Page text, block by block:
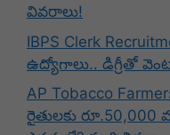
వివరాలు!
IBPS Clerk
ఉద్యోగాలు.. డిగ్రీతో
AP Tobacco
రైతులకు రూ.50,000